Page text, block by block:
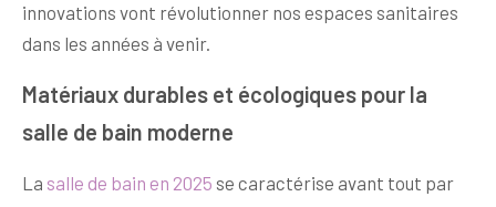
innovations vont révolutionner nos espaces sanitaires
dans les années à venir.
Matériaux durables et écologiques pour la
salle de bain moderne
La salle de bain en 2025 se caractérise avant tout par